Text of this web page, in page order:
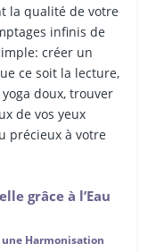
la qualité de votre
infinis de
créer un
ce soit la lecture,
doux, trouver
de vos yeux
précieux à votre
grâce à l’Eau
une Harmonisation